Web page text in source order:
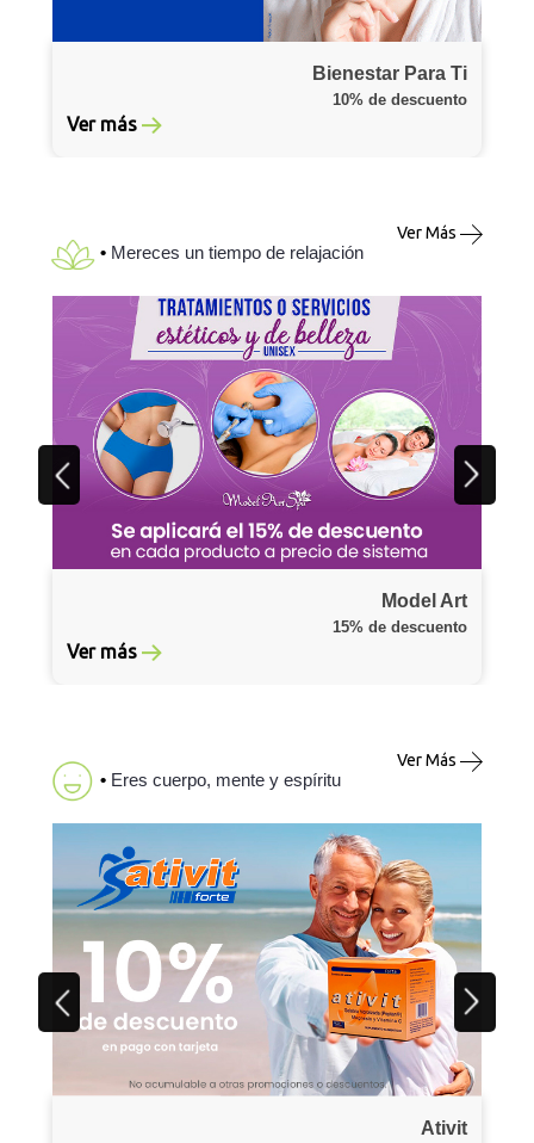
Ver más
Bienestar Para Ti
10% de descuento
• Mereces un tiempo de relajación
Ver Más
Ver más
Model Art
15% de descuento
• Eres cuerpo, mente y espíritu
Ver Más
Ativit